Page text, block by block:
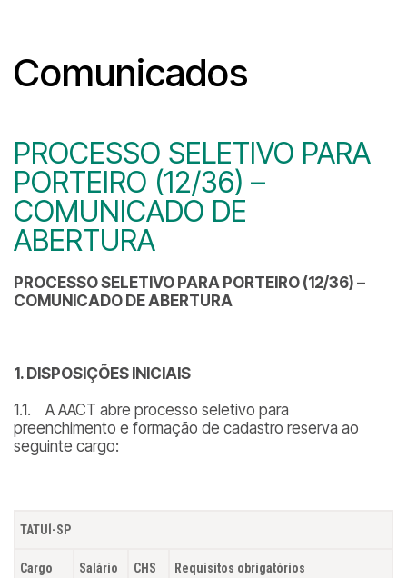
Comunicados
PROCESSO SELETIVO PARA
PORTEIRO (12/36) –
COMUNICADO DE
ABERTURA
PROCESSO SELETIVO PARA PORTEIRO (12/36) –
COMUNICADO DE ABERTURA
1. DISPOSIÇÕES INICIAIS
1.1. A AACT abre processo seletivo para
preenchimento e formação de cadastro reserva ao
seguinte cargo:
TATUÍ-SP
Cargo
Salário
CHS Requisitos obrigatórios